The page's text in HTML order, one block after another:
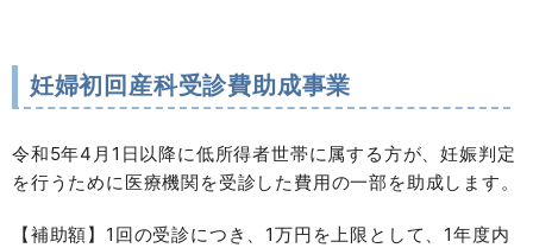
妊婦初回産科受診費助成事業
令和5年4月1日以降に低所得者世帯に属する方が、妊娠判定
を行うために医療機関を受診した費用の一部を助成します。
【補助額】1回の受診につき、1万円を上限として、1年度内